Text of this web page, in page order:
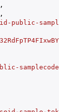
,
,
public-